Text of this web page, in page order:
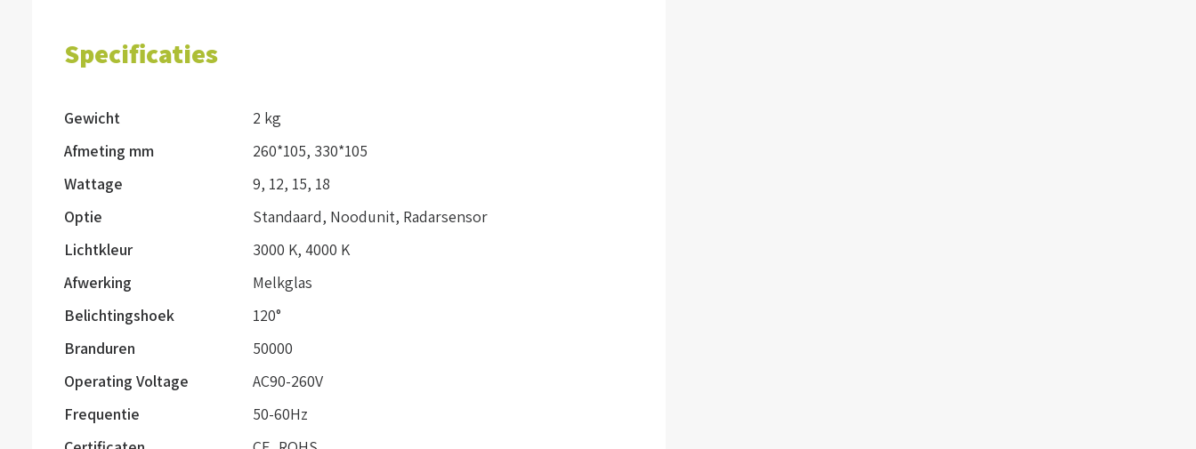
Specificaties
Gewicht
2 kg
Afmeting mm
260*105, 330*105
Wattage
9, 12, 15, 18
Optie
Standaard, Noodunit, Radarsensor
Lichtkleur
3000 K, 4000 K
Afwerking
Melkglas
Belichtingshoek
120°
Branduren
50000
Operating Voltage
AC90-260V
Frequentie
50-60Hz